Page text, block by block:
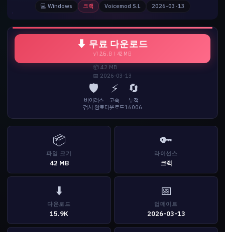
💻 Windows 크랙 Voicemod S.L 2026-03-13
⬇ 무료 다운로드
v1.2.6.8 | 42 MB
📦 42 MB
📅 2026-03-13
🛡️
바이러스
검사 완료
⚡
고속
다운로드
🔄
누적
16006
📦
파일 크기
42 MB
🔑
라이선스
크랙
⬇️
다운로드
15.9K
📅
업데이트
2026-03-13